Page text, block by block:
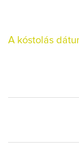
A kóstolás